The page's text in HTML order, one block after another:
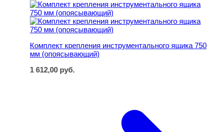
Комплект крепления инструментального ящика 750
Комплект крепления инструментального ящика 750
мм (опоясывающий)
1 612,00 руб.